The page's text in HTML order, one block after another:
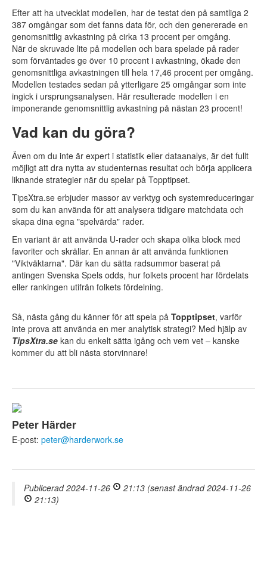
Efter att ha utvecklat modellen, har de testat den på samtliga 2
387 omgångar som det fanns data för, och den genererade en
genomsnittlig avkastning på cirka 13 procent per omgång.
När de skruvade lite på modellen och bara spelade på rader
som förväntades ge över 10 procent i avkastning, ökade den
genomsnittliga avkastningen till hela 17,46 procent per omgång.
Modellen testades sedan på ytterligare 25 omgångar som inte
ingick i ursprungsanalysen. Här resulterade modellen i en
imponerande genomsnittlig avkastning på nästan 23 procent!
Vad kan du göra?
Även om du inte är expert i statistik eller dataanalys, är det fullt
möjligt att dra nytta av studenternas resultat och börja applicera
liknande strategier när du spelar på Topptipset.
TipsXtra.se erbjuder massor av verktyg och systemreduceringar
som du kan använda för att analysera tidigare matchdata och
skapa dina egna "spelvärda" rader.
En variant är att använda U-rader och skapa olika block med
favoriter och skrällar. En annan är att använda funktionen
"Viktväktarna". Där kan du sätta radsummor baserat på
antingen Svenska Spels odds, hur folkets procent har fördelats
eller rankingen utifrån folkets fördelning.
Så, nästa gång du känner för att spela på Topptipset, varför
inte prova att använda en mer analytisk strategi? Med hjälp av
TipsXtra.se kan du enkelt sätta igång och vem vet – kanske
kommer du att bli nästa storvinnare!
Peter Härder
E-post: peter@harderwork.se
Publicerad 2024-11-26
21:13 (senast ändrad 2024-11-26
21:13)